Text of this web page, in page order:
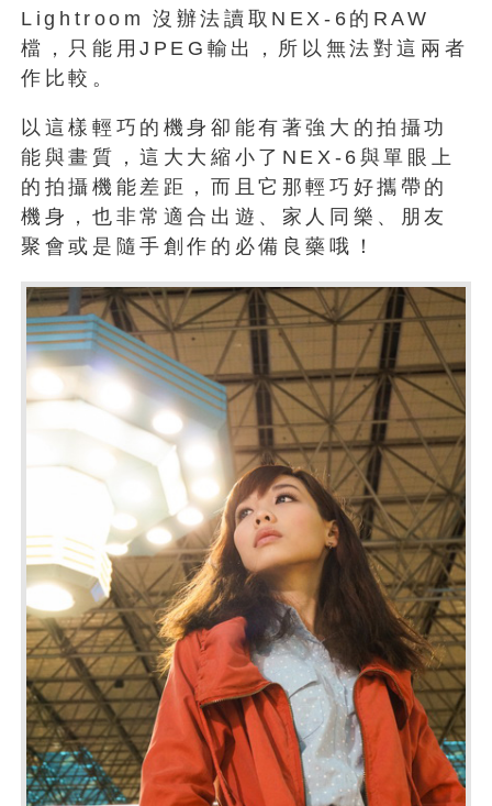
Lightroom
沒辦法讀取NEX-6的RAW
檔，只能用JPEG輸出，所以無法對這兩者
作比較。
以這樣輕巧的機身卻能有著強大的拍攝功
能與畫質，這大大縮小了NEX-6與單眼上
的拍攝機能差距，而且它那輕巧好攜帶的
機身，也非常適合出遊、家人同樂、朋友
聚會或是隨手創作的必備良藥哦！